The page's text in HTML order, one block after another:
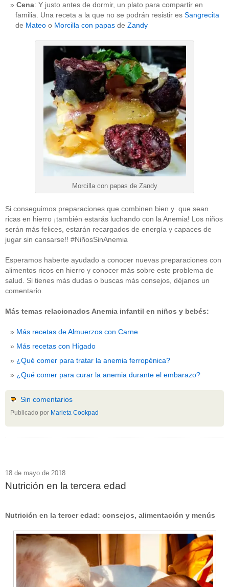
Cena: Y justo antes de dormir, un plato para compartir en
familia. Una receta a la que no se podrán resistir es Sangrecita
de Mateo o Morcilla con papas de Zandy
Morcilla con papas de Zandy
Si conseguimos preparaciones que combinen bien y que sean
ricas en hierro ¡también estarás luchando con la Anemia! Los niños
serán más felices, estarán recargados de energía y capaces de
jugar sin cansarse!! #NiñosSinAnemia
Esperamos haberte ayudado a conocer nuevas preparaciones con
alimentos ricos en hierro y conocer más sobre este problema de
salud. Si tienes más dudas o buscas más consejos, déjanos un
comentario.
Más temas relacionados Anemia infantil en niños y bebés:
Más recetas de Almuerzos con Carne
Más recetas con Hígado
¿Qué comer para tratar la anemia ferropénica?
¿Qué comer para curar la anemia durante el embarazo?
Sin comentarios
Publicado por Marieta Cookpad
18 de mayo de 2018
Nutrición en la tercera edad
Nutrición en la tercer edad: consejos, alimentación y menús